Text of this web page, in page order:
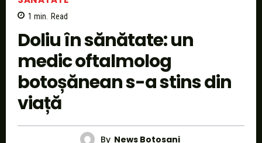
1 min. Read
Doliu în sănătate: un
medic oftalmolog
botoșănean s-a stins din
viață
By News Botosani